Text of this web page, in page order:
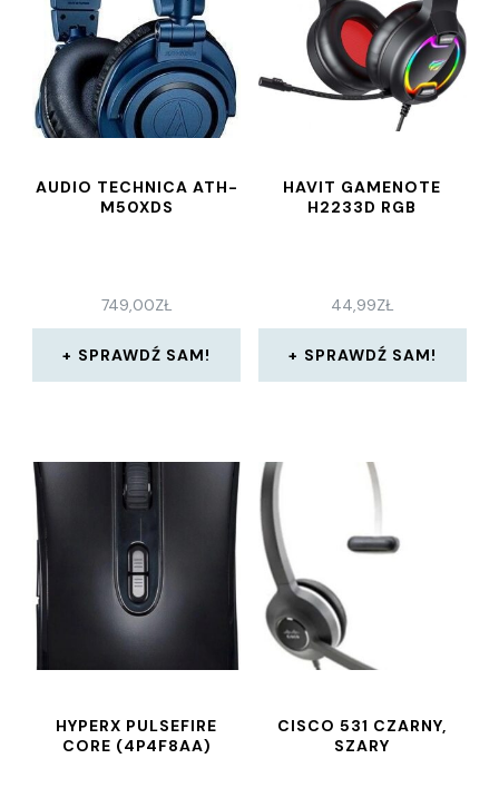
AUDIO TECHNICA ATH-
M50XDS
749,00ZŁ
SPRAWDŹ SAM!
HAVIT GAMENOTE
H2233D RGB
44,99ZŁ
SPRAWDŹ SAM!
HYPERX PULSEFIRE
CORE (4P4F8AA)
CISCO 531 CZARNY,
SZARY